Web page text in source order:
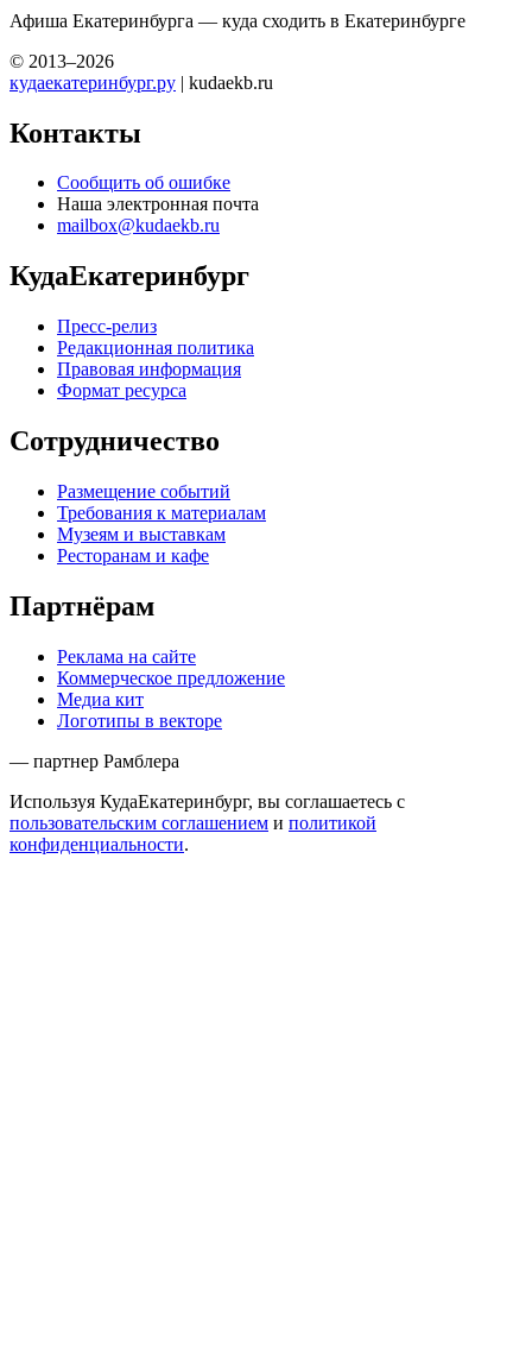
Афиша Екатеринбурга — куда сходить в Екатеринбурге
© 2013–2026
кудаекатеринбург.ру | kudaekb.ru
Контакты
Сообщить об ошибке
Наша электронная почта
mailbox@kudaekb.ru
КудаЕкатеринбург
Пресс-релиз
Редакционная политика
Правовая информация
Формат ресурса
Сотрудничество
Размещение событий
Требования к материалам
Музеям и выставкам
Ресторанам и кафе
Партнёрам
Реклама на сайте
Коммерческое предложение
Медиа кит
Логотипы в векторе
— партнер Рамблера
Используя КудаЕкатеринбург, вы соглашаетесь с
пользовательским соглашением и политикой
конфиденциальности.